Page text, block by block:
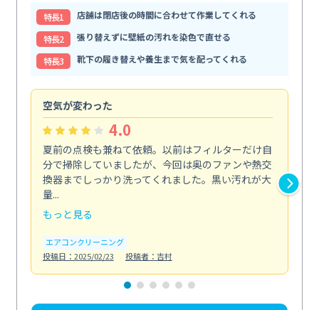
特⻑1
店舗は閉店後の時間に合わせて作業してくれる
特⻑2
張り替えずに壁紙の汚れを染色で直せる
特⻑3
靴下の履き替えや養生まで気を配ってくれる
空気が変わった
4.0
夏前の点検も兼ねて依頼。以前はフィルターだけ自
分で掃除していましたが、今回は奥のファンや熱交
換器までしっかり洗ってくれました。黒い汚れが大
量...
もっと見る
エアコンクリーニング
投稿日：2025/02/23
投稿者：吉村